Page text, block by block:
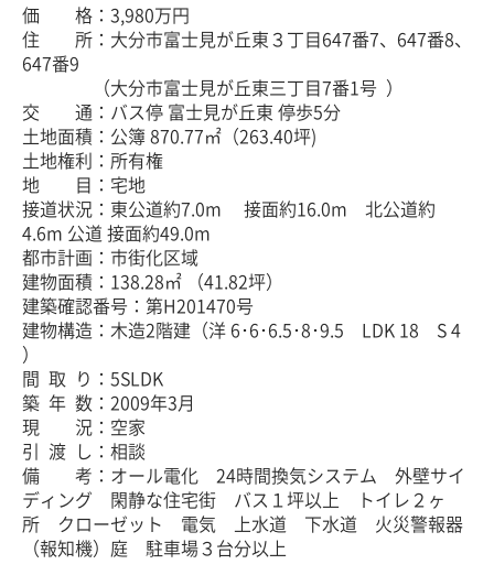
価 格：3,980万円
住 所：大分市富士見が丘東３丁目647番7、647番8、
647番9
（大分市富士見が丘東三丁目7番1号 ）
交 通：バス停 富士見が丘東 停歩5分
土地面積：公簿 870.77㎡（263.40坪)
土地権利：所有権
地 目：宅地
接道状況：東公道約7.0m 接面約16.0m 北公道約
4.6m 公道 接面約49.0m
都市計画：市街化区域
建物面積：138.28㎡ （41.82坪）
建築確認番号：第H201470号
建物構造：木造2階建（洋 6･6･6.5･8･9.5 LDK 18 S 4
）
間 取 り：5SLDK
築 年 数：2009年3月
現 況：空家
引 渡 し：相談
備 考：オール電化 24時間換気システム 外壁サイ
ディング 閑静な住宅街 バス１坪以上
トイレ２ヶ
所 クローゼット 電気 上水道 下水道 火災警報器
（報知機）庭 駐車場３台分以上